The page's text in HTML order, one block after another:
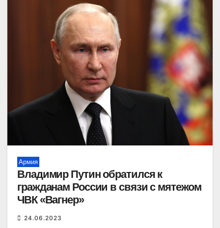
Армия
Владимир Путин обратился к
гражданам России в связи с мятежом
ЧВК «Вагнер»
24.06.2023